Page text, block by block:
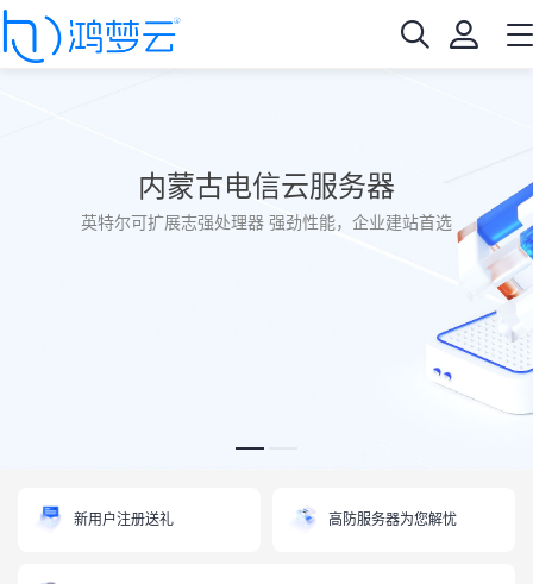
内蒙古电信云服务器
英特尔可扩展志强处理器 强劲性能，企业建站首选
新用户注册送礼 高防服务器为您解忧